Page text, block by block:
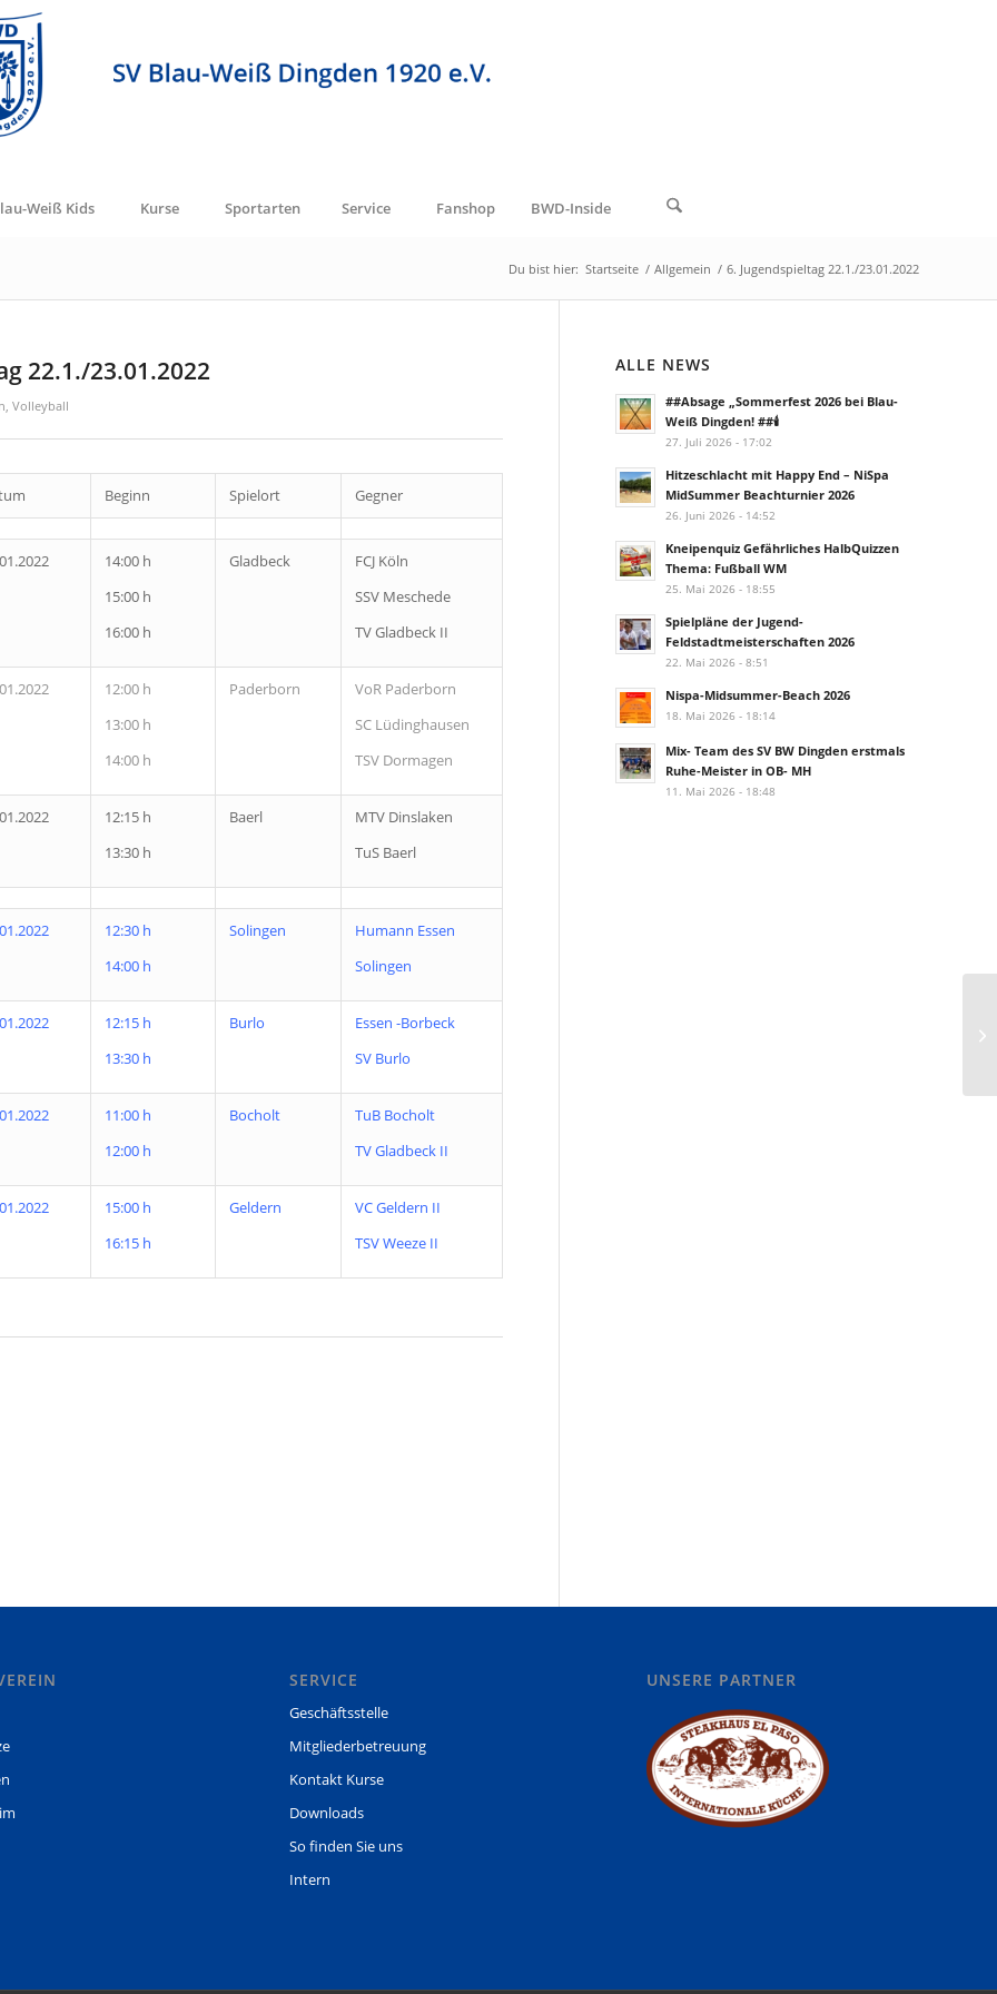
Weiß Kids Kurse Sportarten Service Fanshop BWD-Inside
Du bist hier: Startseite / Allgemein / 6. Jugendspieltag 22.1./23.01.2022
22.1./23.01.2022
, Volleyball
Beginn Spielort Gegner
14:00 h
15:00 h
16:00 h
Gladbeck
FCJ Köln
SSV Meschede
TV Gladbeck II
12:00 h
13:00 h
14:00 h
Paderborn
VoR Paderborn
SC Lüdinghausen
TSV Dormagen
12:15 h
13:30 h
Baerl
MTV Dinslaken
TuS Baerl
12:30 h
14:00 h
Solingen
Humann Essen
Solingen
12:15 h
13:30 h
Burlo
Essen -Borbeck
SV Burlo
11:00 h
12:00 h
Bocholt
TuB Bocholt
TV Gladbeck II
15:00 h
16:15 h
Geldern
VC Geldern II
TSV Weeze II
ALLE NEWS
##Absage „Sommerfest 2026 bei Blau-
Weiß Dingden! ##🕯️
27. Juli 2026 - 17:02
Hitzeschlacht mit Happy End – NiSpa
MidSummer Beachturnier 2026
26. Juni 2026 - 14:52
Kneipenquiz Gefährliches HalbQuizzen
Thema: Fußball WM
25. Mai 2026 - 18:55
Spielpläne der Jugend-
Feldstadtmeisterschaften 2026
22. Mai 2026 - 8:51
Nispa-Midsummer-Beach 2026
18. Mai 2026 - 18:14
Mix- Team des SV BW Dingden erstmals
Ruhe-Meister in OB- MH
11. Mai 2026 - 18:48
SERVICE
Geschäftsstelle
Mitgliederbetreuung
Kontakt Kurse
Downloads
So finden Sie uns
Intern
UNSERE PARTNER